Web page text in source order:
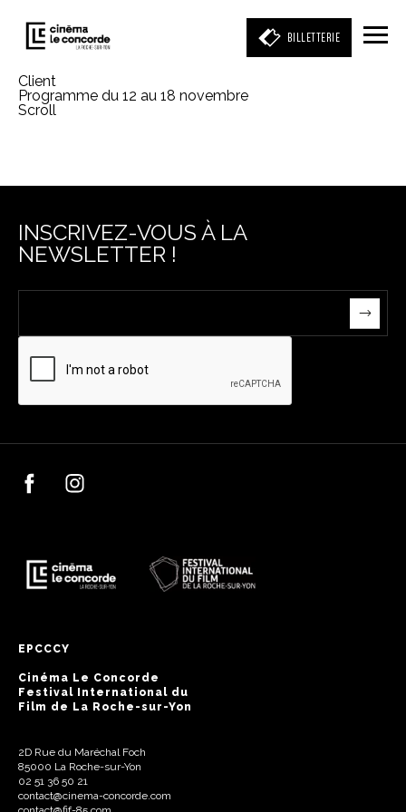
BILLETTERIE
Client
Programme du 12 au 18 novembre
Scroll
INSCRIVEZ-VOUS À LA
NEWSLETTER !
EPCCCY
Cinéma Le Concorde
Festival International du
Film de La Roche-sur-Yon
2D Rue du Maréchal Foch
85000 La Roche-sur-Yon
02 51 36 50 21
contact@cinema-concorde.com